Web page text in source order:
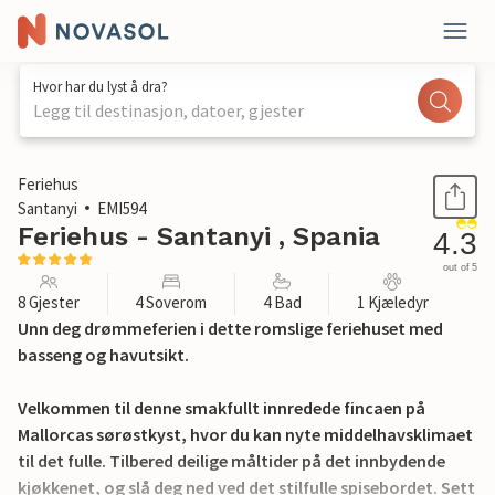
Hvor har du lyst å dra?
Legg til destinasjon, datoer, gjester
1 / 47
Feriehus
Santanyi
EMI594
Feriehus - Santanyi , Spania 4.3
out of 5
8 Gjester 4 Soverom 4 Bad 1 Kjæledyr
Unn deg drømmeferien i dette romslige feriehuset med
basseng og havutsikt.
Velkommen til denne smakfullt innredede fincaen på
Mallorcas sørøstkyst, hvor du kan nyte middelhavsklimaet
til det fulle. Tilbered deilige måltider på det innbydende
kjøkkenet, og slå deg ned ved det stilfulle spisebordet. Sett